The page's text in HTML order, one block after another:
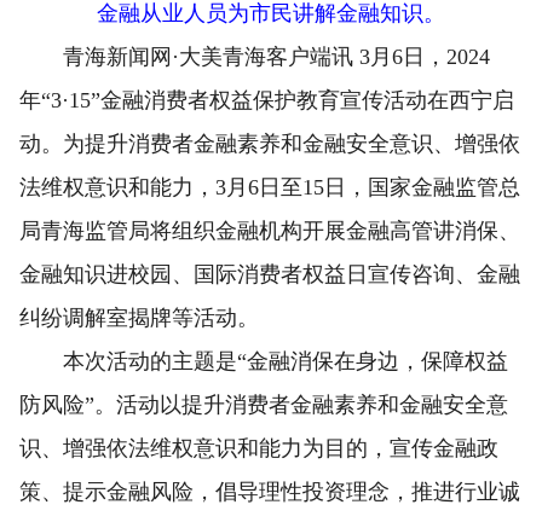
金融从业人员为市民讲解金融知识。
青海新闻网·大美青海客户端讯 3月6日，2024
年“3·15”金融消费者权益保护教育宣传活动在西宁启
动。为提升消费者金融素养和金融安全意识、增强依
法维权意识和能力，3月6日至15日，国家金融监管总
局青海监管局将组织金融机构开展金融高管讲消保、
金融知识进校园、国际消费者权益日宣传咨询、金融
纠纷调解室揭牌等活动。
本次活动的主题是“金融消保在身边，保障权益
防风险”。活动以提升消费者金融素养和金融安全意
识、增强依法维权意识和能力为目的，宣传金融政
策、提示金融风险，倡导理性投资理念，推进行业诚